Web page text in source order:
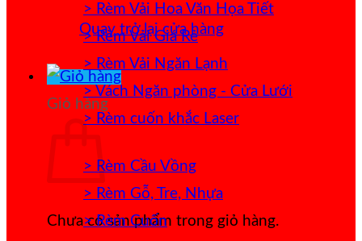
Quay trở lại cửa hàng
Giỏ hàng
Chưa có sản phẩm trong giỏ hàng.
> Rèm Vải Hoa Văn Họa Tiết
> Rèm Vải Giá Rẻ
> Rèm Vải Ngăn Lạnh
> Vách Ngăn phòng - Cửa Lưới
> Rèm cuốn khắc Laser
> Rèm Cầu Vồng
> Rèm Gỗ, Tre, Nhựa
> Rèm Cuốn